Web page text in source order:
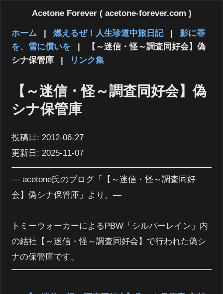
Acetone Forever ( acetone-forever.com )
ホーム 燃えるぜ！人生珍道中旅日記
影に罪
を、雪に償いを
【～迷信・怪～調査同好会】偽
シナ保管庫
リンク集
【～迷信・怪～調査同好会】偽
シナ保管庫
投稿日: 2012-06-27
更新日: 2025-11-07
― acetone氏のブログ「【～迷信・怪～調査同好
会】偽シナ保管庫」より。―
トミーウォーカーによるPBW「シルバーレイン」内
の結社【～迷信・怪～調査同好会】で行われた偽シ
ナの保管庫です。